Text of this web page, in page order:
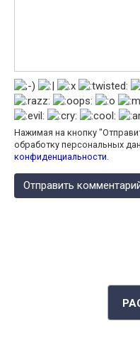
Нажимая на кнопку
обработку персональных
конфиденциальности